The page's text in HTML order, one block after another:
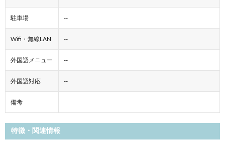
駐車場 --
Wifi・無線LAN --
外国語メニュー --
外国語対応 --
備考
特徴・関連情報